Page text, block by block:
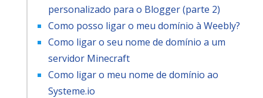
personalizado para o Blogger (parte 2)
Como posso ligar o meu domínio à Weebly?
Como ligar o seu nome de domínio a um
servidor Minecraft
Como ligar o meu nome de domínio ao
Systeme.io